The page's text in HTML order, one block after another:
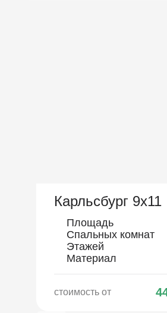
Карльсбург 9х11
Площадь
Спальных комнат
Этажей
Материал
стоимость от